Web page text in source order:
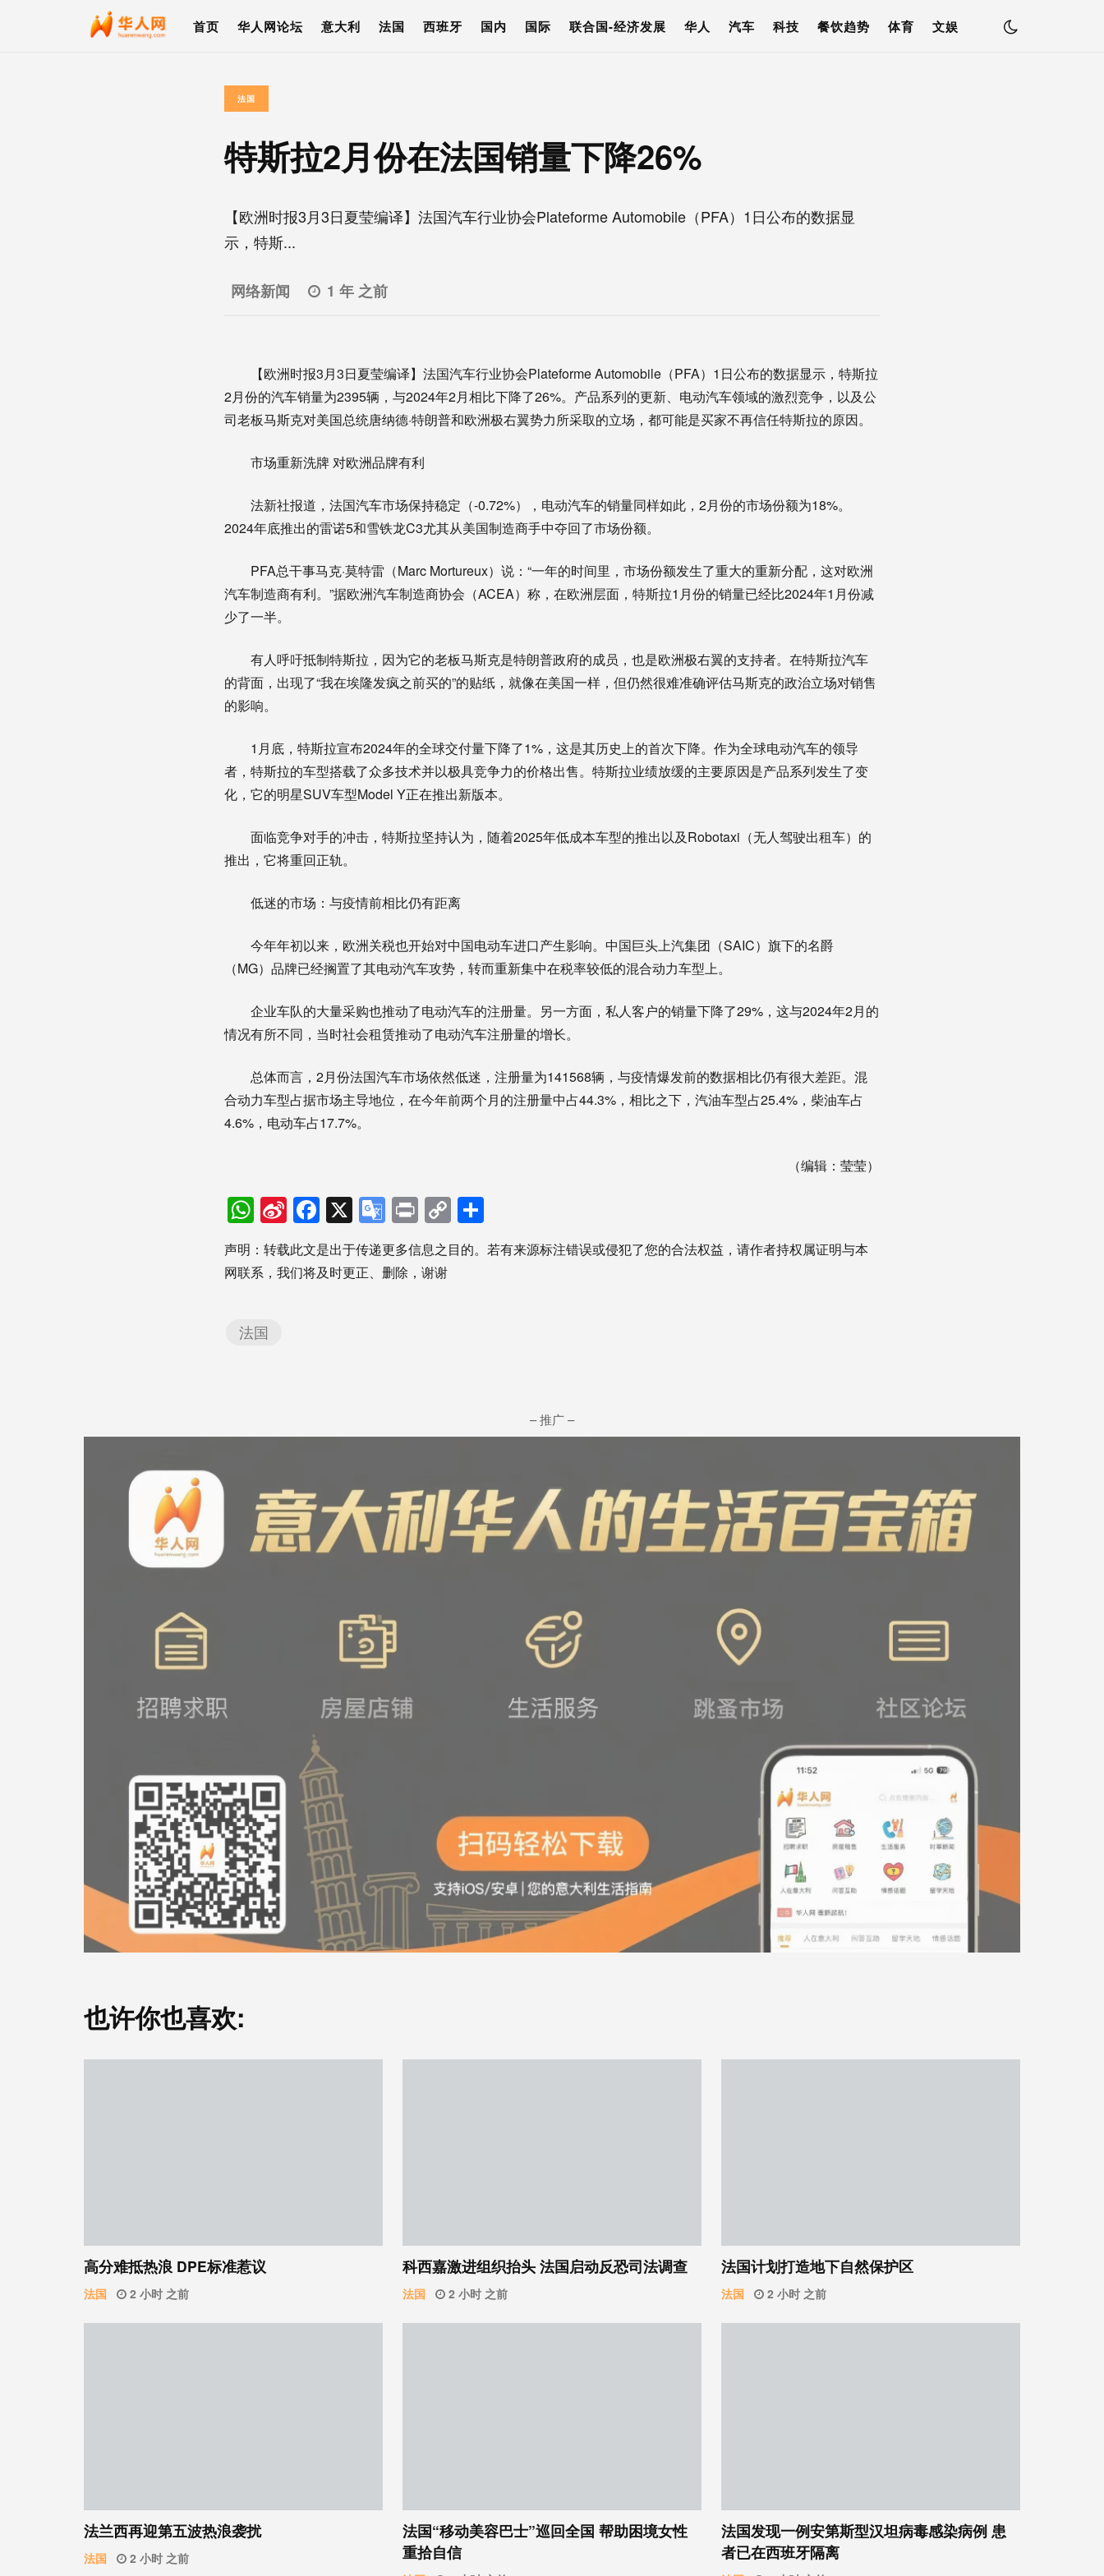
首页 华人网论坛 意大利 法国 西班牙 国内 国际 联合国-经济发展 华人 汽车 科技 餐饮趋势 体育 文娱
法国
特斯拉2月份在法国销量下降26%
【欧洲时报3月3日夏莹编译】法国汽车行业协会Plateforme Automobile（PFA）1日公布的数据显
示，特斯...
网络新闻 1 年 之前
【欧洲时报3月3日夏莹编译】法国汽车行业协会Plateforme Automobile（PFA）1日公布的数据显示，特斯拉
2月份的汽车销量为2395辆，与2024年2月相比下降了26%。产品系列的更新、电动汽车领域的激烈竞争，以及公
司老板马斯克对美国总统唐纳德·特朗普和欧洲极右翼势力所采取的立场，都可能是买家不再信任特斯拉的原因。
市场重新洗牌 对欧洲品牌有利
法新社报道，法国汽车市场保持稳定（-0.72%），电动汽车的销量同样如此，2月份的市场份额为18%。
2024年底推出的雷诺5和雪铁龙C3尤其从美国制造商手中夺回了市场份额。
PFA总干事马克·莫特雷（Marc Mortureux）说：“一年的时间里，市场份额发生了重大的重新分配，这对欧洲
汽车制造商有利。”据欧洲汽车制造商协会（ACEA）称，在欧洲层面，特斯拉1月份的销量已经比2024年1月份减
少了一半。
有人呼吁抵制特斯拉，因为它的老板马斯克是特朗普政府的成员，也是欧洲极右翼的支持者。在特斯拉汽车
的背面，出现了“我在埃隆发疯之前买的”的贴纸，就像在美国一样，但仍然很难准确评估马斯克的政治立场对销售
的影响。
1月底，特斯拉宣布2024年的全球交付量下降了1%，这是其历史上的首次下降。作为全球电动汽车的领导
者，特斯拉的车型搭载了众多技术并以极具竞争力的价格出售。特斯拉业绩放缓的主要原因是产品系列发生了变
化，它的明星SUV车型Model Y正在推出新版本。
面临竞争对手的冲击，特斯拉坚持认为，随着2025年低成本车型的推出以及Robotaxi（无人驾驶出租车）的
推出，它将重回正轨。
低迷的市场：与疫情前相比仍有距离
今年年初以来，欧洲关税也开始对中国电动车进口产生影响。中国巨头上汽集团（SAIC）旗下的名爵
（MG）品牌已经搁置了其电动汽车攻势，转而重新集中在税率较低的混合动力车型上。
企业车队的大量采购也推动了电动汽车的注册量。另一方面，私人客户的销量下降了29%，这与2024年2月的
情况有所不同，当时社会租赁推动了电动汽车注册量的增长。
总体而言，2月份法国汽车市场依然低迷，注册量为141568辆，与疫情爆发前的数据相比仍有很大差距。混
合动力车型占据市场主导地位，在今年前两个月的注册量中占44.3%，相比之下，汽油车型占25.4%，柴油车占
4.6%，电动车占17.7%。
（编辑：莹莹）
WhatsApp
Sina
Weibo
Facebook
X Google
Translate
PrintCopy
Link享
声明：转载此文是出于传递更多信息之目的。若有来源标注错误或侵犯了您的合法权益，请作者持权属证明与本
网联系，我们将及时更正、删除，谢谢
法国
– 推广 –
也许你也喜欢:
高分难抵热浪 DPE标准惹议
法国 2 小时 之前
科西嘉激进组织抬头 法国启动反恐司法调查
法国 2 小时 之前
法国计划打造地下自然保护区
法国 2 小时 之前
法兰西再迎第五波热浪袭扰
法国 2 小时 之前
法国“移动美容巴士”巡回全国 帮助困境女性
重拾自信
法国发现一例安第斯型汉坦病毒感染病例 患
者已在西班牙隔离